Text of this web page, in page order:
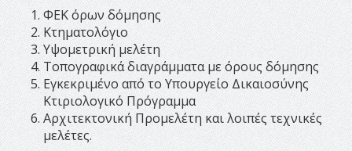
ΦΕΚ όρων δόμησης
Κτηματολόγιο
Υψομετρική μελέτη
Τοπογραφικά διαγράμματα με όρους δόμησης
Εγκεκριμένο από το Υπουργείο Δικαιοσύνης
Κτιριολογικό Πρόγραμμα
Αρχιτεκτονική Προμελέτη και λοιπές τεχνικές
μελέτες.